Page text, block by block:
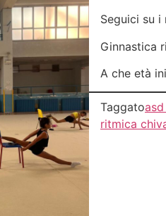
Seguici su i
Ginnastica
A che età
Taggato
ritmica